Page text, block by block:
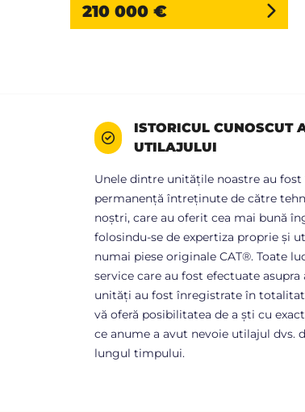
210 000 €
ISTORICUL CUNOSCUT
UTILAJULUI
Unele dintre unitățile noastre au fost
permanență întreținute de către
noștri, care au oferit cea mai bună
folosindu-se de expertiza proprie și
numai piese originale CAT®. Toate
service care au fost efectuate asupra
unități au fost înregistrate în
vă oferă posibilitatea de a ști cu
ce anume a avut nevoie utilajul dvs.
lungul timpului.